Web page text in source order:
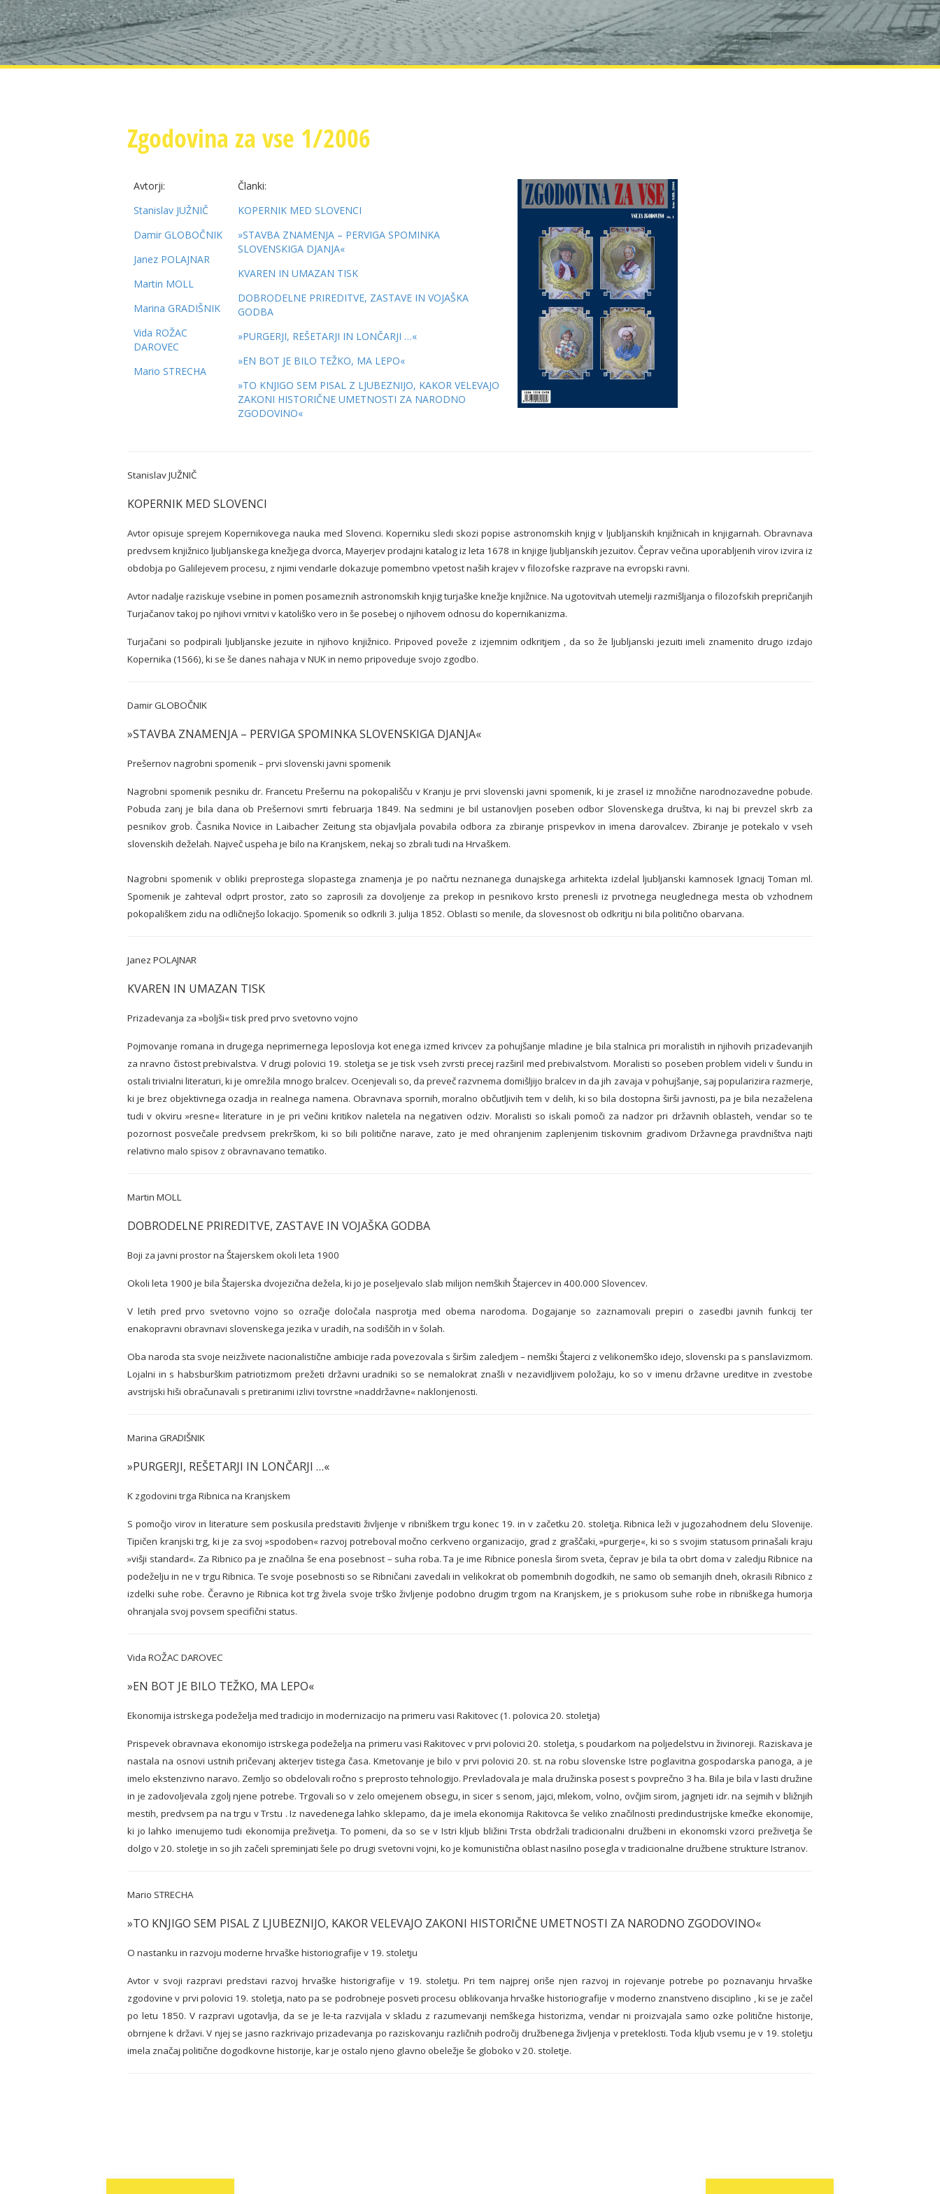
Zgodovina za vse 1/2006
Avtorji:
Stanislav JUŽNIČ
Damir GLOBOČNIK
Janez POLAJNAR
Martin MOLL
Marina GRADIŠNIK
Vida ROŽAC
DAROVEC
Mario STRECHA
Članki:
KOPERNIK MED SLOVENCI
»STAVBA ZNAMENJA – PERVIGA SPOMINKA
SLOVENSKIGA DJANJA«
KVAREN IN UMAZAN TISK
DOBRODELNE PRIREDITVE, ZASTAVE IN VOJAŠKA
GODBA
»PURGERJI, REŠETARJI IN LONČARJI …«
»EN BOT JE BILO TEŽKO, MA LEPO«
»TO KNJIGO SEM PISAL Z LJUBEZNIJO, KAKOR VELEVAJO
ZAKONI HISTORIČNE UMETNOSTI ZA NARODNO
ZGODOVINO«
Stanislav JUŽNIČ
KOPERNIK MED SLOVENCI
Avtor opisuje sprejem Kopernikovega nauka med Slovenci. Koperniku sledi skozi popise astronomskih knjig v ljubljanskih knjižnicah in knjigarnah. Obravnava
predvsem knjižnico ljubljanskega knežjega dvorca, Mayerjev prodajni katalog iz leta 1678 in knjige ljubljanskih jezuitov. Čeprav večina uporabljenih virov izvira iz
obdobja po Galilejevem procesu, z njimi vendarle dokazuje pomembno vpetost naših krajev v filozofske razprave na evropski ravni.
Avtor nadalje raziskuje vsebine in pomen posameznih astronomskih knjig turjaške knežje knjižnice. Na ugotovitvah utemelji razmišljanja o filozofskih prepričanjih
Turjačanov takoj po njihovi vrnitvi v katoliško vero in še posebej o njihovem odnosu do kopernikanizma.
Turjačani so podpirali ljubljanske jezuite in njihovo knjižnico. Pripoved poveže z izjemnim odkritjem , da so že ljubljanski jezuiti imeli znamenito drugo izdajo
Kopernika (1566), ki se še danes nahaja v NUK in nemo pripoveduje svojo zgodbo.
Damir GLOBOČNIK
»STAVBA ZNAMENJA – PERVIGA SPOMINKA SLOVENSKIGA DJANJA«
Prešernov nagrobni spomenik – prvi slovenski javni spomenik
Nagrobni spomenik pesniku dr. Francetu Prešernu na pokopališču v Kranju je prvi slovenski javni spomenik, ki je zrasel iz množične narodnozavedne pobude.
Pobuda zanj je bila dana ob Prešernovi smrti februarja 1849. Na sedmini je bil ustanovljen poseben odbor Slovenskega društva, ki naj bi prevzel skrb za
pesnikov grob. Časnika Novice in Laibacher Zeitung sta objavljala povabila odbora za zbiranje prispevkov in imena darovalcev. Zbiranje je potekalo v vseh
slovenskih deželah. Največ uspeha je bilo na Kranjskem, nekaj so zbrali tudi na Hrvaškem.
Nagrobni spomenik v obliki preprostega slopastega znamenja je po načrtu neznanega dunajskega arhitekta izdelal ljubljanski kamnosek Ignacij Toman ml.
Spomenik je zahteval odprt prostor, zato so zaprosili za dovoljenje za prekop in pesnikovo krsto prenesli iz prvotnega neuglednega mesta ob vzhodnem
pokopališkem zidu na odličnejšo lokacijo. Spomenik so odkrili 3. julija 1852. Oblasti so menile, da slovesnost ob odkritju ni bila politično obarvana.
Janez POLAJNAR
KVAREN IN UMAZAN TISK
Prizadevanja za »boljši« tisk pred prvo svetovno vojno
Pojmovanje romana in drugega neprimernega leposlovja kot enega izmed krivcev za pohujšanje mladine je bila stalnica pri moralistih in njihovih prizadevanjih
za nravno čistost prebivalstva. V drugi polovici 19. stoletja se je tisk vseh zvrsti precej razširil med prebivalstvom. Moralisti so poseben problem videli v šundu in
ostali trivialni literaturi, ki je omrežila mnogo bralcev. Ocenjevali so, da preveč razvnema domišljijo bralcev in da jih zavaja v pohujšanje, saj popularizira razmerje,
ki je brez objektivnega ozadja in realnega namena. Obravnava spornih, moralno občutljivih tem v delih, ki so bila dostopna širši javnosti, pa je bila nezaželena
tudi v okviru »resne« literature in je pri večini kritikov naletela na negativen odziv. Moralisti so iskali pomoči za nadzor pri državnih oblasteh, vendar so te
pozornost posvečale predvsem prekrškom, ki so bili politične narave, zato je med ohranjenim zaplenjenim tiskovnim gradivom Državnega pravdništva najti
relativno malo spisov z obravnavano tematiko.
Martin MOLL
DOBRODELNE PRIREDITVE, ZASTAVE IN VOJAŠKA GODBA
Boji za javni prostor na Štajerskem okoli leta 1900
Okoli leta 1900 je bila Štajerska dvojezična dežela, ki jo je poseljevalo slab milijon nemških Štajercev in 400.000 Slovencev.
V letih pred prvo svetovno vojno so ozračje določala nasprotja med obema narodoma. Dogajanje so zaznamovali prepiri o zasedbi javnih funkcij ter
enakopravni obravnavi slovenskega jezika v uradih, na sodiščih in v šolah.
Oba naroda sta svoje neizživete nacionalistične ambicije rada povezovala s širšim zaledjem – nemški Štajerci z velikonemško idejo, slovenski pa s panslavizmom.
Lojalni in s habsburškim patriotizmom prežeti državni uradniki so se nemalokrat znašli v nezavidljivem položaju, ko so v imenu državne ureditve in zvestobe
avstrijski hiši obračunavali s pretiranimi izlivi tovrstne »naddržavne« naklonjenosti.
Marina GRADIŠNIK
»PURGERJI, REŠETARJI IN LONČARJI …«
K zgodovini trga Ribnica na Kranjskem
S pomočjo virov in literature sem poskusila predstaviti življenje v ribniškem trgu konec 19. in v začetku 20. stoletja. Ribnica leži v jugozahodnem delu Slovenije.
Tipičen kranjski trg, ki je za svoj »spodoben« razvoj potreboval močno cerkveno organizacijo, grad z graščaki, »purgerje«, ki so s svojim statusom prinašali kraju
»višji standard«. Za Ribnico pa je značilna še ena posebnost – suha roba. Ta je ime Ribnice ponesla širom sveta, čeprav je bila ta obrt doma v zaledju Ribnice na
podeželju in ne v trgu Ribnica. Te svoje posebnosti so se Ribničani zavedali in velikokrat ob pomembnih dogodkih, ne samo ob semanjih dneh, okrasili Ribnico z
izdelki suhe robe. Čeravno je Ribnica kot trg živela svoje trško življenje podobno drugim trgom na Kranjskem, je s priokusom suhe robe in ribniškega humorja
ohranjala svoj povsem specifični status.
Vida ROŽAC DAROVEC
»EN BOT JE BILO TEŽKO, MA LEPO«
Ekonomija istrskega podeželja med tradicijo in modernizacijo na primeru vasi Rakitovec (1. polovica 20. stoletja)
Prispevek obravnava ekonomijo istrskega podeželja na primeru vasi Rakitovec v prvi polovici 20. stoletja, s poudarkom na poljedelstvu in živinoreji. Raziskava je
nastala na osnovi ustnih pričevanj akterjev tistega časa. Kmetovanje je bilo v prvi polovici 20. st. na robu slovenske Istre poglavitna gospodarska panoga, a je
imelo ekstenzivno naravo. Zemljo so obdelovali ročno s preprosto tehnologijo. Prevladovala je mala družinska posest s povprečno 3 ha. Bila je bila v lasti družine
in je zadovoljevala zgolj njene potrebe. Trgovali so v zelo omejenem obsegu, in sicer s senom, jajci, mlekom, volno, ovčjim sirom, jagnjeti idr. na sejmih v bližnjih
mestih, predvsem pa na trgu v Trstu . Iz navedenega lahko sklepamo, da je imela ekonomija Rakitovca še veliko značilnosti predindustrijske kmečke ekonomije,
ki jo lahko imenujemo tudi ekonomija preživetja. To pomeni, da so se v Istri kljub bližini Trsta obdržali tradicionalni družbeni in ekonomski vzorci preživetja še
dolgo v 20. stoletje in so jih začeli spreminjati šele po drugi svetovni vojni, ko je komunistična oblast nasilno posegla v tradicionalne družbene strukture Istranov.
Mario STRECHA
»TO KNJIGO SEM PISAL Z LJUBEZNIJO, KAKOR VELEVAJO ZAKONI HISTORIČNE UMETNOSTI ZA NARODNO ZGODOVINO«
O nastanku in razvoju moderne hrvaške historiografije v 19. stoletju
Avtor v svoji razpravi predstavi razvoj hrvaške historigrafije v 19. stoletju. Pri tem najprej oriše njen razvoj in rojevanje potrebe po poznavanju hrvaške
zgodovine v prvi polovici 19. stoletja, nato pa se podrobneje posveti procesu oblikovanja hrvaške historiografije v moderno znanstveno disciplino , ki se je začel
po letu 1850. V razpravi ugotavlja, da se je le-ta razvijala v skladu z razumevanji nemškega historizma, vendar ni proizvajala samo ozke politične historije,
obrnjene k državi. V njej se jasno razkrivajo prizadevanja po raziskovanju različnih področij družbenega življenja v preteklosti. Toda kljub vsemu je v 19. stoletju
imela značaj politične dogodkovne historije, kar je ostalo njeno glavno obeležje še globoko v 20. stoletje.